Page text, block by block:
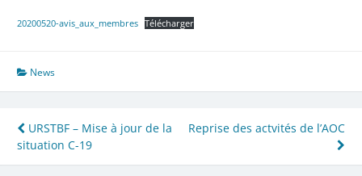
20200520-avis_aux_membres Télécharger
News
Navigation
de
URSTBF – Mise à jour de la
situation C-19
Reprise des actvités de l’AOC